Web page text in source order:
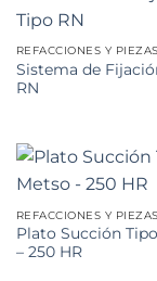
Sistema de
RN
Plato Succión
– 250 HR